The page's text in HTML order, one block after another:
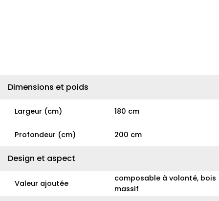
Dimensions et poids
Largeur (cm) 180 cm
Profondeur (cm) 200 cm
Design et aspect
Valeur ajoutée
composable à volonté, bois
massif